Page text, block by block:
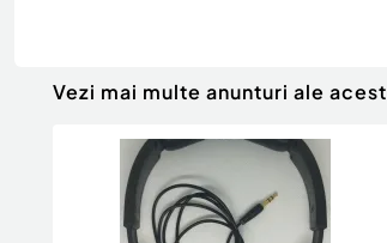
Vezi mai multe anunturi ale